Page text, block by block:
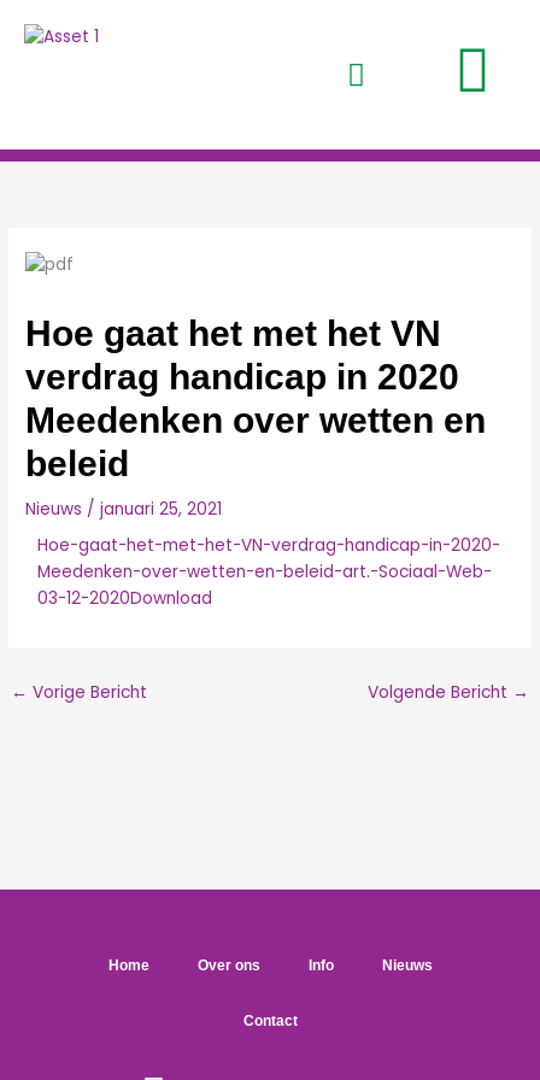
naar
Hoe gaat het met het VN
verdrag handicap in 2020
Meedenken over wetten en
beleid
Nieuws /januari 25, 2021
Hoe-gaat-het-met-het-VN-verdrag-handicap-in-2020-
Meedenken-over-wetten-en-beleid-art.-Sociaal-Web-
03-12-2020Download
← Vorige Bericht Volgende Bericht →
Home Over ons Info Nieuws
Contact